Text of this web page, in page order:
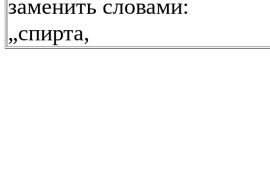
заменить словами:
„спирта,